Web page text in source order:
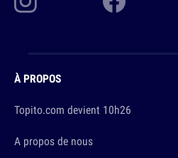
À PROPOS
Topito.com devient 10h26
A propos de nous